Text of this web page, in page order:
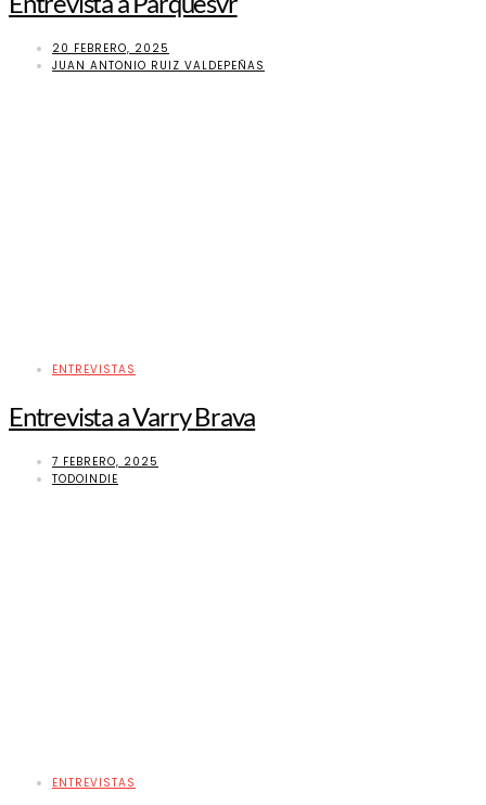
20 FEBRERO, 2025
JUAN ANTONIO RUIZ VALDEPEÑAS
ENTREVISTAS
Entrevista a Varry Brava
7 FEBRERO, 2025
TODOINDIE
ENTREVISTAS